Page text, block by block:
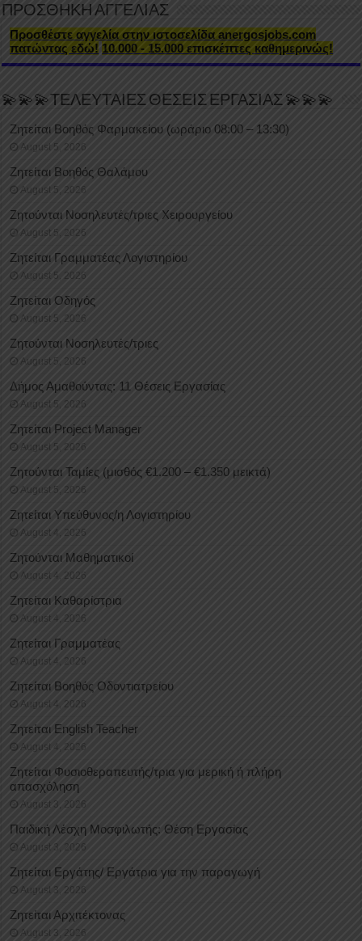
ΠΡΟΣΘΗΚΗ ΑΓΓΕΛΙΑΣ
Προσθέστε αγγελία στην ιστοσελίδα anergosjobs.com
πατώντας εδώ! 10.000 - 15.000 επισκέπτες καθημερινώς!
💫💫💫ΤΕΛΕΥΤΑΙΕΣ ΘΕΣΕΙΣ ΕΡΓΑΣΙΑΣ 💫💫💫
Ζητείται Βοηθός Φαρμακείου (ωράριο 08:00 – 13:30)
August 5, 2026
Ζητείται Βοηθός Θαλάμου
August 5, 2026
Ζητούνται Νοσηλευτές/τριες Χειρουργείου
August 5, 2026
Ζητείται Γραμματέας Λογιστηρίου
August 5, 2026
Ζητείται Οδηγός
August 5, 2026
Ζητούνται Νοσηλευτές/τριες
August 5, 2026
Δήμος Αμαθούντας: 11 Θέσεις Εργασίας
August 5, 2026
Ζητείται Project Manager
August 5, 2026
Ζητούνται Ταμίες (μισθός €1.200 – €1.350 μεικτά)
August 5, 2026
Ζητείται Υπεύθυνος/η Λογιστηρίου
August 4, 2026
Ζητούνται Μαθηματικοί
August 4, 2026
Ζητείται Καθαρίστρια
August 4, 2026
Ζητείται Γραμματέας
August 4, 2026
Ζητείται Βοηθός Οδοντιατρείου
August 4, 2026
Ζητείται English Teacher
August 4, 2026
Ζητείται Φυσιοθεραπευτής/τρια για μερική ή πλήρη
απασχόληση
August 3, 2026
Παιδική Λέσχη Μοσφιλωτής: Θέση Εργασίας
August 3, 2026
Ζητείται Εργάτης/ Εργάτρια για την παραγωγή
August 3, 2026
Ζητείται Αρχιτέκτονας
August 3, 2026